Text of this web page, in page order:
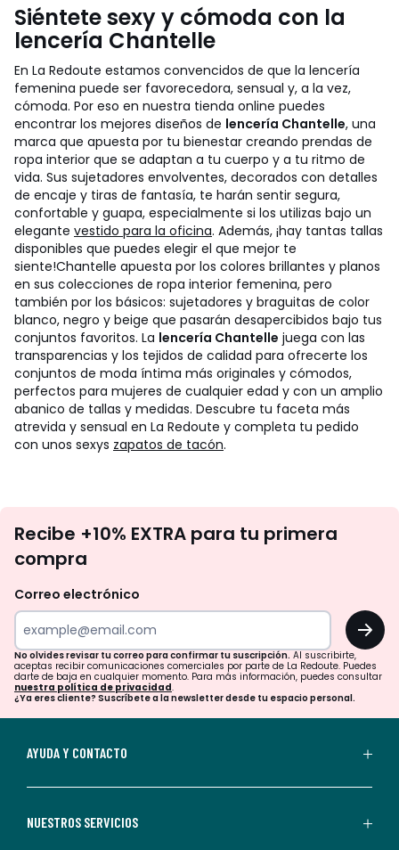
Siéntete sexy y cómoda con la
lencería Chantelle
En La Redoute estamos convencidos de que la lencería
femenina puede ser favorecedora, sensual y, a la vez,
cómoda. Por eso en nuestra tienda online puedes
encontrar los mejores diseños de lencería Chantelle, una
marca que apuesta por tu bienestar creando prendas de
ropa interior que se adaptan a tu cuerpo y a tu ritmo de
vida. Sus sujetadores envolventes, decorados con detalles
de encaje y tiras de fantasía, te harán sentir segura,
confortable y guapa, especialmente si los utilizas bajo un
elegante vestido para la oficina. Además, ¡hay tantas tallas
disponibles que puedes elegir el que mejor te
siente!Chantelle apuesta por los colores brillantes y planos
en sus colecciones de ropa interior femenina, pero
también por los básicos: sujetadores y braguitas de color
blanco, negro y beige que pasarán desapercibidos bajo tus
conjuntos favoritos. La lencería Chantelle juega con las
transparencias y los tejidos de calidad para ofrecerte los
conjuntos de moda íntima más originales y cómodos,
perfectos para mujeres de cualquier edad y con un amplio
abanico de tallas y medidas. Descubre tu faceta más
atrevida y sensual en La Redoute y completa tu pedido
con unos sexys zapatos de tacón.
te
tu
para
confirmar
tu
suscripción.
aceptas
Recibe +10% EXTRA para tu primera
compra
Correo electrónico
OK
No olvides revisar tu correo para confirmar tu suscripción. Al suscribirte,
aceptas recibir comunicaciones comerciales por parte de La Redoute. Puedes
darte de baja en cualquier momento. Para más información, puedes consultar
nuestra política de privacidad.
¿Ya eres cliente? Suscríbete a la newsletter desde tu espacio personal.
AYUDA Y CONTACTO
NUESTROS SERVICIOS